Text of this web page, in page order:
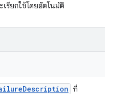
รียกใช้โดยอัตโนมัติ
Description ที่